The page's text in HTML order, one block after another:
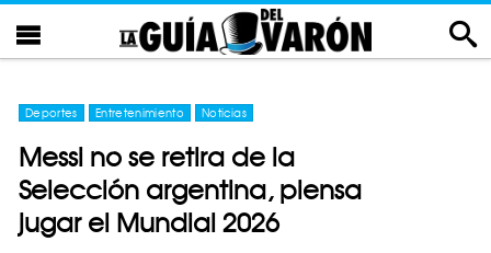
Deportes Entretenimiento Noticias
Messi no se retira de la
Selección argentina, piensa
jugar el Mundial 2026